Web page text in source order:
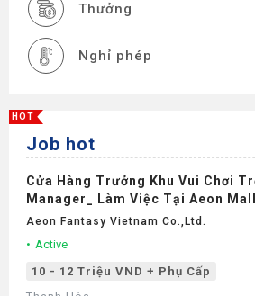
Thưởng
Nghỉ phép
HOT
Job hot
Cửa Hàng Trưởng Khu Vui Chơi
Manager_ Làm Việc Tại Aeon
Aeon Fantasy Vietnam Co.,ltd.
Active
10 - 12 Triệu VND + Phụ Cấp